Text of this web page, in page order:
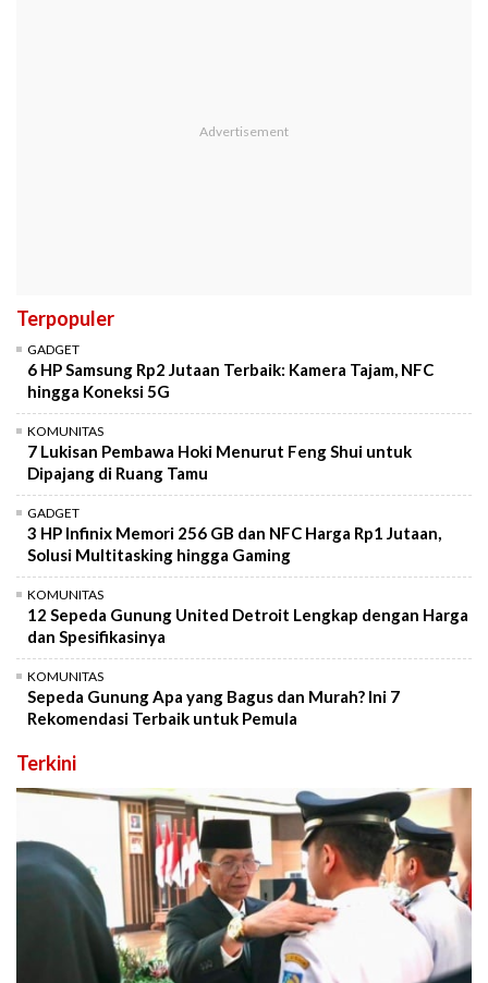
Terpopuler
GADGET
6 HP Samsung Rp2 Jutaan Terbaik: Kamera Tajam, NFC
hingga Koneksi 5G
KOMUNITAS
7 Lukisan Pembawa Hoki Menurut Feng Shui untuk
Dipajang di Ruang Tamu
GADGET
3 HP Infinix Memori 256 GB dan NFC Harga Rp1 Jutaan,
Solusi Multitasking hingga Gaming
KOMUNITAS
12 Sepeda Gunung United Detroit Lengkap dengan Harga
dan Spesifikasinya
KOMUNITAS
Sepeda Gunung Apa yang Bagus dan Murah? Ini 7
Rekomendasi Terbaik untuk Pemula
Terkini